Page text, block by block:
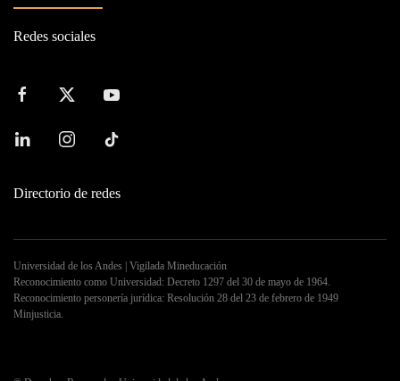
Redes sociales
Directorio de redes
Universidad de los Andes | Vigilada Mineducación
Reconocimiento como Universidad: Decreto 1297 del 30 de mayo de 1964.
Reconocimiento personería jurídica: Resolución 28 del 23 de febrero de 1949
Minjusticia.